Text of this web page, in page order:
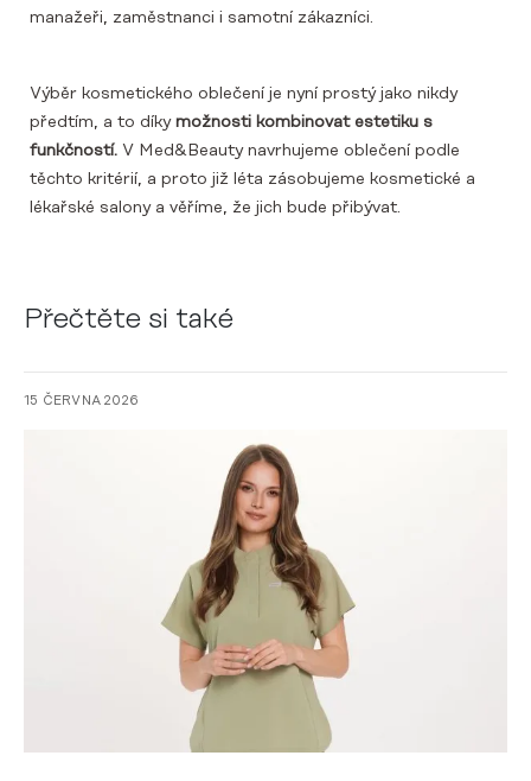
manažeři, zaměstnanci i samotní zákazníci.
Výběr kosmetického oblečení je nyní prostý jako nikdy
předtím, a to díkymožnosti kombinovat estetiku s
funkčností. V Med&Beauty navrhujeme oblečení podle
těchto kritérií, a proto již léta zásobujeme kosmetické a
lékařské salony a věříme, že jich bude přibývat.
Přečtěte si také
15 ČERVNA 2026